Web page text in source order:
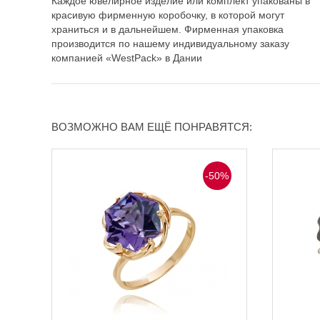
красивую фирменную коробочку, в которой могут
храниться и в дальнейшем. Фирменная упаковка
производится по нашему индивидуальному заказу
компанией «WestPack» в Дании
ВОЗМОЖНО ВАМ ЕЩЁ ПОНРАВЯТСЯ:
-50%